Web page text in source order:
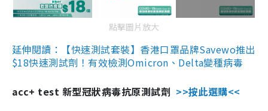
點擊圖片放大
延伸閱讀：【快速測試套裝】香港口罩品牌Savewo推出
$18快速測試劑！有效檢測Omicron、Delta變種病毒
acc+ test 新型冠狀病毒抗原測試劑 >>按此選購<<